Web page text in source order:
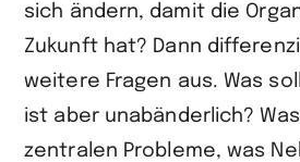
sich ändern, damit die
Zukunft hat? Dann
weitere Fragen aus. Was
ist aber unabänderlich?
zentralen Probleme, was